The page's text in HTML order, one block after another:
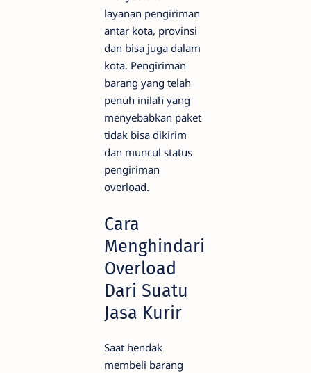
layanan pengiriman
antar kota, provinsi
dan bisa juga dalam
kota. Pengiriman
barang yang telah
penuh inilah yang
menyebabkan paket
tidak bisa dikirim
dan muncul status
pengiriman
overload.
Cara
Menghindari
Overload
Dari Suatu
Jasa Kurir
Saat hendak
membeli barang